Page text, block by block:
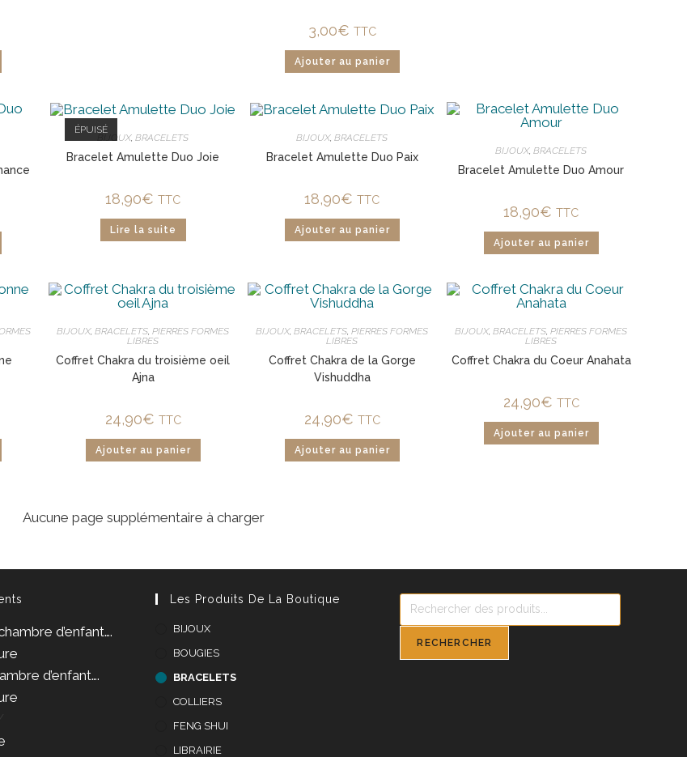
3,00€ TTC
Ajouter au panier
ÉPUISÉ
BIJOUX,BRACELETS
Bracelet Amulette Duo Joie
18,90€ TTC
Lire la suite
BIJOUX,BRACELETS
Bracelet Amulette Duo Paix
18,90€ TTC
Ajouter au panier
BIJOUX,BRACELETS
Bracelet Amulette Duo Amour
18,90€ TTC
Ajouter au panier
BIJOUX,BRACELETS,PIERRES FORMES
LIBRES
Coffret Chakra du troisième oeil
Ajna
24,90€ TTC
Ajouter au panier
BIJOUX,BRACELETS,PIERRES FORMES
LIBRES
Coffret Chakra de la Gorge
Vishuddha
24,90€ TTC
Ajouter au panier
BIJOUX,BRACELETS,PIERRES FORMES
LIBRES
Coffret Chakra du Coeur Anahata
24,90€ TTC
Ajouter au panier
Aucune page supplémentaire à charger
d’enfant….
Les Produits De La Boutique
BIJOUX
BOUGIES
BRACELETS
COLLIERS
FENG SHUI
LIBRAIRIE
Recherche
produits
RECHERCHER